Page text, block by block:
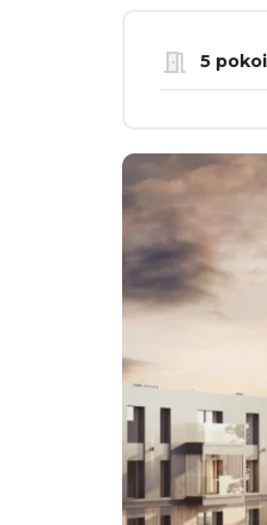
5 pokoi